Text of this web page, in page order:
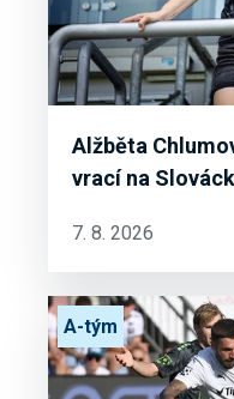
Alžběta
vrací na
7. 8. 2026
A-tým